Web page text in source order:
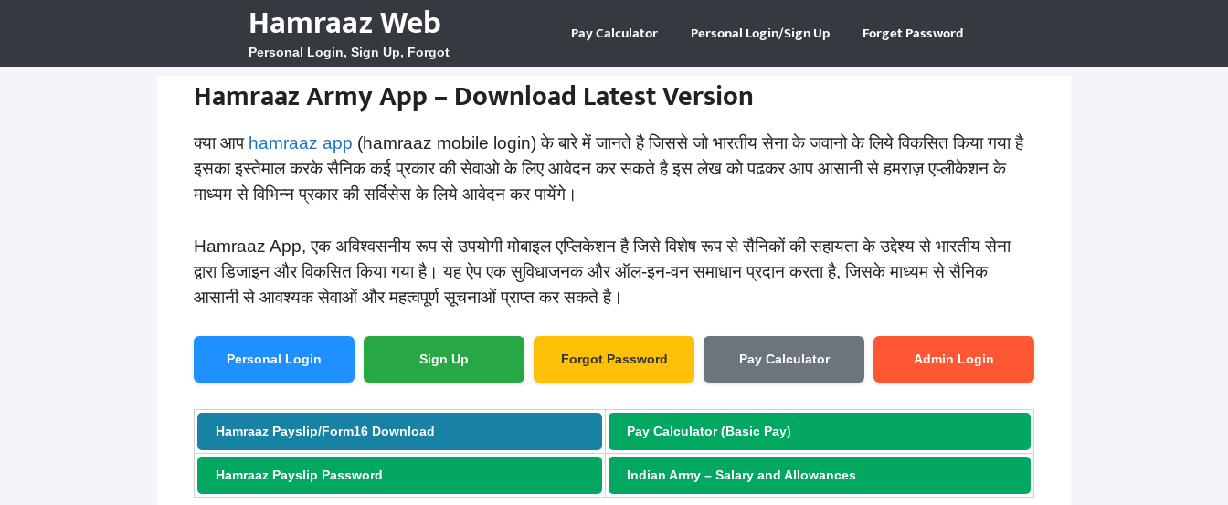
content
Hamraaz Web
Personal Login, Sign Up, Forgot
Pay Calculator Personal Login/Sign Up Forget Password
Hamraaz Army App – Download Latest Version
क्या आप hamraaz app (hamraaz mobile login) के बारे में जानते है जिससे जो भारतीय सेना के जवानो के लिये विकसित किया गया है
इसका इस्तेमाल करके सैनिक कई प्रकार की सेवाओ के लिए आवेदन कर सकते है इस लेख को पढकर आप आसानी से हमराज़ एप्लीकेशन के
माध्यम से विभिन्न प्रकार की सर्विसेस के लिये आवेदन कर पायेंगे।
Hamraaz App, एक अविश्वसनीय रूप से उपयोगी मोबाइल एप्लिकेशन है जिसे विशेष रूप से सैनिकों की सहायता के उद्देश्य से भारतीय सेना
द्वारा डिजाइन और विकसित किया गया है। यह ऐप एक सुविधाजनक और ऑल-इन-वन समाधान प्रदान करता है, जिसके माध्यम से सैनिक
आसानी से आवश्यक सेवाओं और महत्वपूर्ण सूचनाओं प्राप्त कर सकते है।
Personal Login Sign Up Forgot Password Pay Calculator Admin Login
Hamraaz Payslip/Form16 Download Pay Calculator (Basic Pay)
Hamraaz Payslip Password Indian Army – Salary and Allowances